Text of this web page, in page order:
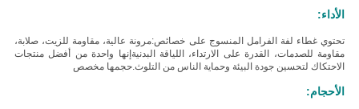
الأداء:
تحتوي غطاء لفة الفرامل المنسوج على خصائص:مرونة عالية، مقاومة للزيت، صلابة،
مقاومة للصدمات، القدرة على الارتداء، اللياقة البدنية إنها واحدة من أفضل منتجات
الاحتكاك لتحسين جودة البيئة وحماية الناس من التلوث.حجمها مخصص
الأحجام: